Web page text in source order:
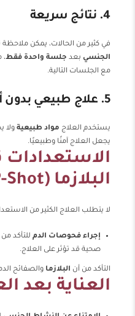
4. نتائج سريعة
في كثير من الحالات، يمكن
الجنسي بعد جلسة واحدة فقط،
مع الجلسات التالية.
5. علاج طبيعي بدون أدوية كيميائية
يستخدم العلاج مواد طبيعية ولا
يجعل العلاج آمنًا وطبيعيًا.
الاستعدادات
البلازما (P-Shot)
لا يتطلب العلاج الكثير من
إجراء فحوصات الدمللتأكد
صحية قد تؤثر على العلاج.
التأكد من أن البلازما والصفائح
العناية بعد